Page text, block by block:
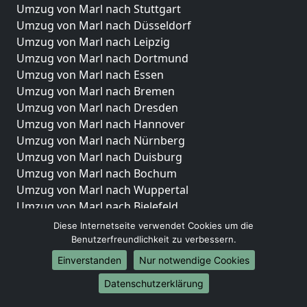
Umzug von Marl nach Stuttgart
Umzug von Marl nach Düsseldorf
Umzug von Marl nach Leipzig
Umzug von Marl nach Dortmund
Umzug von Marl nach Essen
Umzug von Marl nach Bremen
Umzug von Marl nach Dresden
Umzug von Marl nach Hannover
Umzug von Marl nach Nürnberg
Umzug von Marl nach Duisburg
Umzug von Marl nach Bochum
Umzug von Marl nach Wuppertal
Umzug von Marl nach Bielefeld
Umzug von Marl nach Bonn
Umzug von Marl nach Münster
Internationale-Umzüge
Umzug von Marl nach Brasilien
Diese Internetseite verwendet Cookies um die
Benutzerfreundlichkeit zu verbessern.
Einverstanden
Nur notwendige Cookies
Datenschutzerklärung